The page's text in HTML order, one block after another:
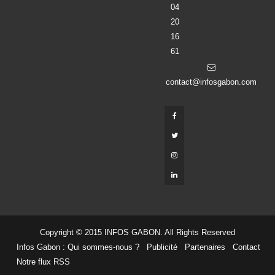
04
20
16
61
contact@infosgabon.com
Copyright © 2015 INFOS GABON. All Rights Reserved
Infos Gabon : Qui sommes-nous ?
Publicité Partenaires
Contact
Notre flux RSS